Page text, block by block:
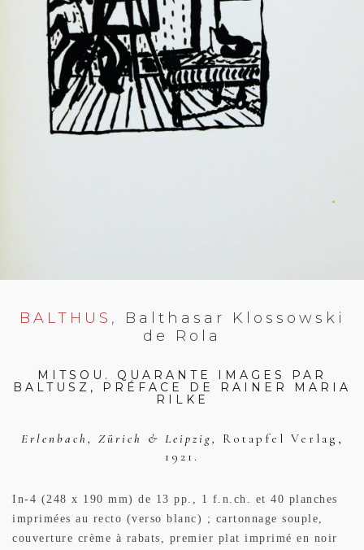
BALTHUS,
Balthasar Klossowski
de Rola
MITSOU. QUARANTE IMAGES PAR
BALTUSZ, PRÉFACE DE RAINER MARIA
RILKE
Erlenbach, Zürich & Leipzig,
Rotapfel Verlag,
1921.
In-4 (248 x 190 mm) de 13 pp., 1 f.n.ch. et 40 planches
imprimées au recto (verso blanc) ; cartonnage souple,
couverture crème à rabats, premier plat imprimé en noir